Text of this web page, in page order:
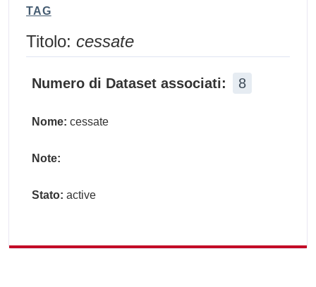
TAG
Titolo: cessate
Numero di Dataset associati: 8
Nome: cessate
Note:
Stato: active